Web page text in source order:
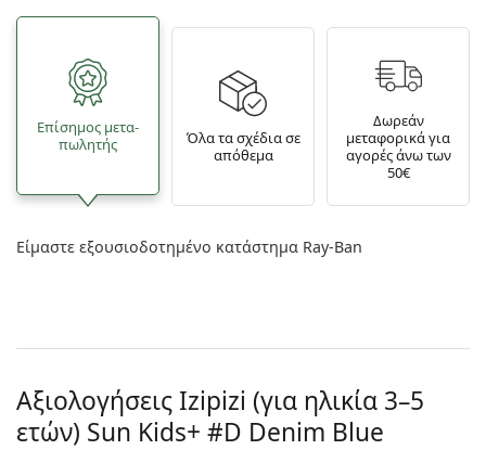
Επίσημος μετα­
πωλητής
Όλα τα σχέδια σε
απόθεμα
Δωρεάν
μεταφορικά για
αγορές άνω των
50€
Είμαστε εξουσιοδοτημένο κατάστημα Ray-Ban
Αξιολογήσεις Izipizi (για ηλικία 3–5
ετών) Sun Kids+ #D Denim Blue